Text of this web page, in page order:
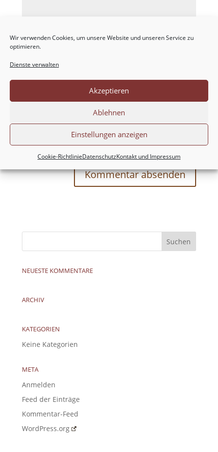
Wir verwenden Cookies, um unsere Website und unseren Service zu
optimieren.
Dienste verwalten
Akzeptieren
Ablehnen
Einstellungen anzeigen
Cookie-RichtlinieDatenschutzKontakt und Impressum
meine Website in diesem Browser für die nächste
NEUESTE KOMMENTARE
ARCHIV
KATEGORIEN
Keine Kategorien
META
Anmelden
Feed der Einträge
Kommentar-Feed
WordPress.org